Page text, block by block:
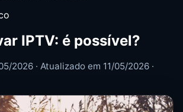
IPTV: é possível?
2026 · Atualizado em 11/05/2026 ·